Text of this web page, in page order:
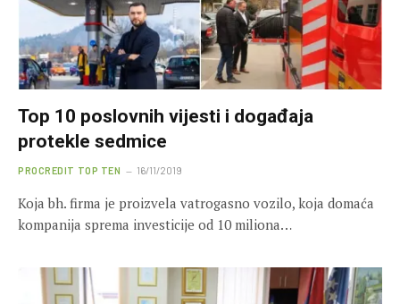
Top 10 poslovnih vijesti i događaja
protekle sedmice
PROCREDIT TOP TEN 16/11/2019
Koja bh. firma je proizvela vatrogasno vozilo, koja domaća
kompanija sprema investicije od 10 miliona…